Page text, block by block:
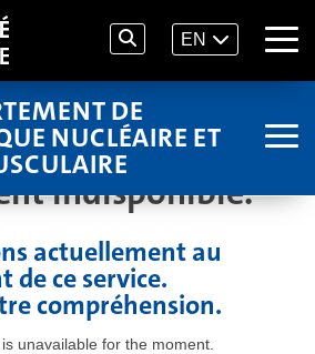
EN
est
indisponible.
actuellement au
de ce service.
compréhension.
unavailable for the moment.
DE
NUCLÉAIRE ET